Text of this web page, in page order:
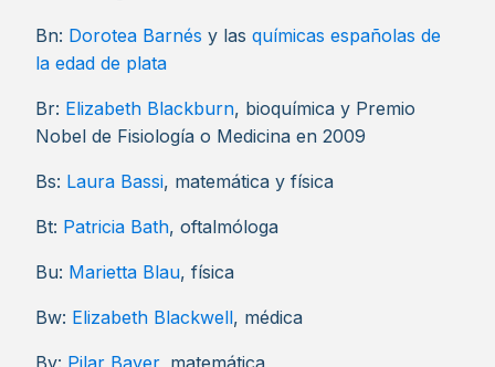
Bn: Dorotea Barnés y las químicas españolas de
la edad de plata
Br: Elizabeth Blackburn, bioquímica y Premio
Nobel de Fisiología o Medicina en 2009
Bs: Laura Bassi, matemática y física
Bt: Patricia Bath, oftalmóloga
Bu: Marietta Blau, física
Bw: Elizabeth Blackwell, médica
By: Pilar Bayer, matemática